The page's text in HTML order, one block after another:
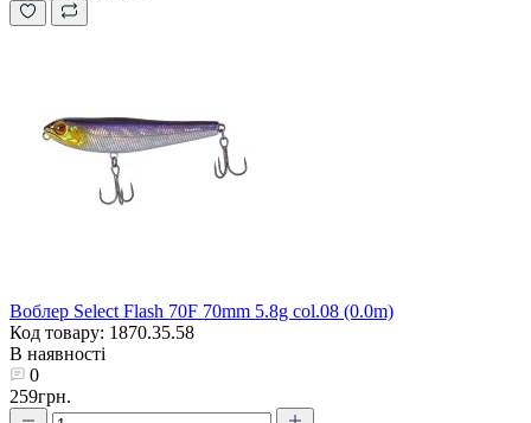
Воблер Select Flash 70F 70mm 5.8g col.08 (0.0m)
Код товару: 1870.35.58
В наявності
0
259грн.